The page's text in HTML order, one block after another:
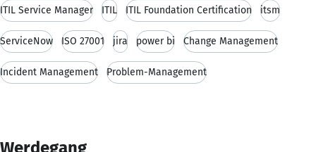
ITIL Service Manager ITIL ITIL Foundation Certification itsm
ServiceNow ISO 27001 jira power bi Change Management
Incident Management Problem-Management
Werdegang